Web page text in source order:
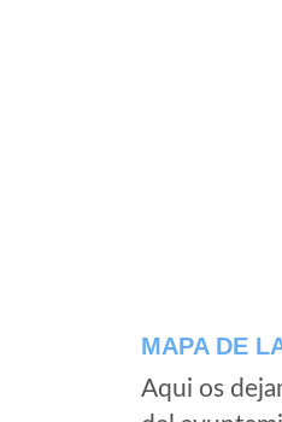
MAPA DE
Aqui os